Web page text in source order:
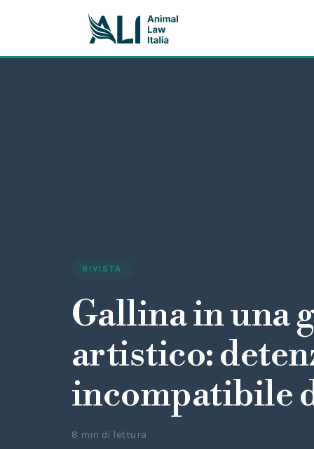
RIVISTA
Gallina in una
artistico:
incompatibile
8 min di lettura